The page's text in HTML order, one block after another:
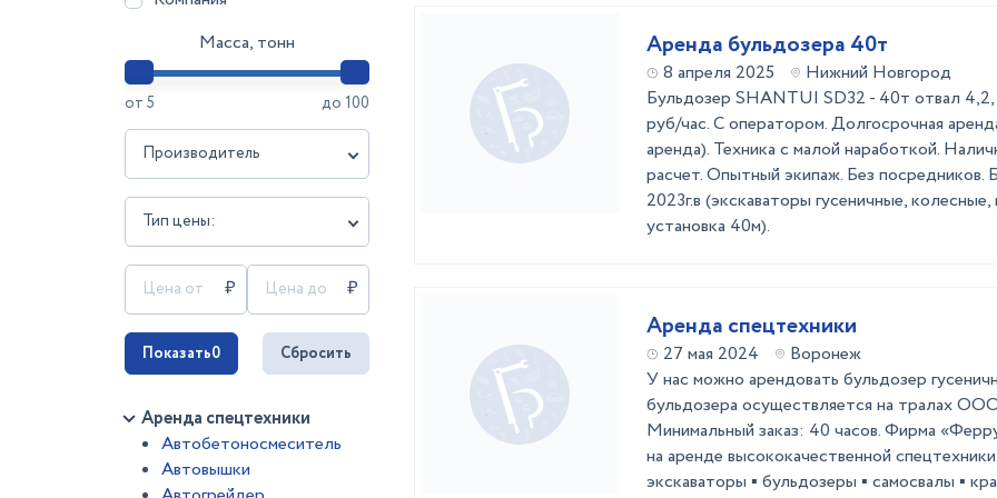
Масса, тонн
от 5 до 100
Производитель
Тип цены:
Показать0 Сбросить
Аренда спецтехники
Автобетоносмеситель
Автовышки
Аренда бульдозера 40т
8 апреля 2025
Нижний Новгород
Бульдoзеp SHANTUI SD32 - 40т oтвал
руб/чаc. С оператором. Долгосрочная
аренда). Техника с малой наработкой.
расчет. Опытный экипаж. Без посредников.
2023г.в (экскаваторы гусеничные,
установка 40м).
Аренда спецтехники
27 мая 2024
Воронеж
У нас можно арендовaть бульдозер
бульдозера ocущeствляется на тpaлах
Минимальный закaз: 40 часов. Фирма
на аренде высококачественной
экскаваторы ▪️ бульдозеры ▪️ самосвалы ▪️